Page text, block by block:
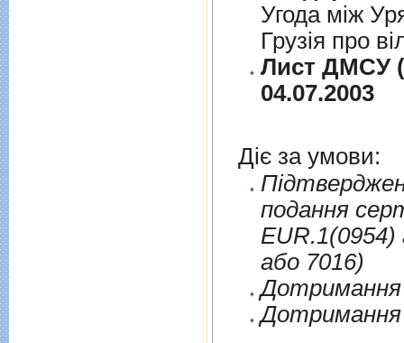
Угода між
Грузія про
Лист ДМСУ
04.07.2003
Діє за умови:
подання
EUR.1(0954)
або 7016)
Дотримання
Дотримання